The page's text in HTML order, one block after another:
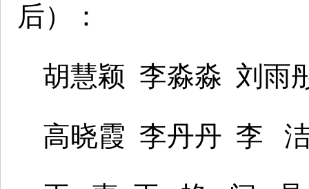
后）：
胡慧颖 李淼淼 刘雨
高晓霞 李丹丹 李